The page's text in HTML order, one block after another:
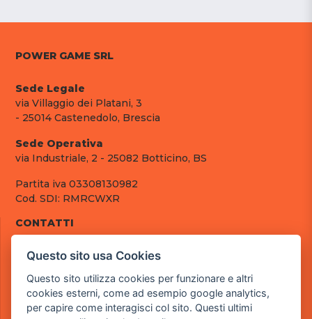
POWER GAME SRL
Sede Legale
via Villaggio dei Platani, 3
- 25014 Castenedolo, Brescia
Sede Operativa
via Industriale, 2 - 25082 Botticino, BS
Partita iva 03308130982
Cod. SDI: RMRCWXR
CONTATTI
tel.: +39 030 376 2377
pec: powergamesrl@legalmail.it
LINK UTILI
Questo sito usa Cookies
Questo sito utilizza cookies per funzionare e altri
cookies esterni, come ad esempio google analytics,
per capire come interagisci col sito. Questi ultimi